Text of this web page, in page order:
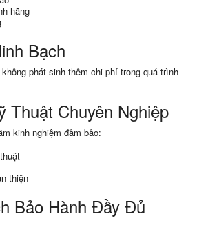
hãng
Bạch
phát sinh thêm chi phí trong quá trình
Thuật Chuyên Nghiệp
kinh nghiệm đảm bảo:
thiện
Bảo Hành Đầy Đủ